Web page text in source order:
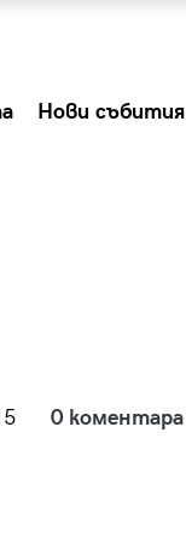
Нови събития
0 коментара